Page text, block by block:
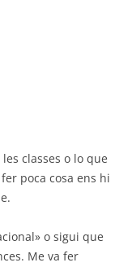
classes o lo que
poca cosa ens hi
o sigui que
Me va fer